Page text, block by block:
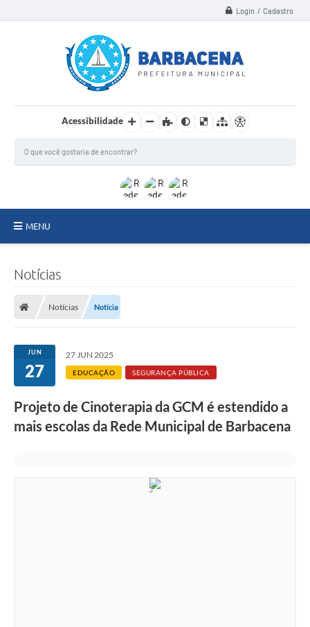
Login / Cadastro
Acessibilidade
MENU
Meio Ambiente
Ouvidoria
Serviços
Notícias
Notícias Notícia
JUN
27
27 JUN 2025
EDUCAÇÃO SEGURANÇA PÚBLICA
Projeto de Cinoterapia da GCM é estendido a
mais escolas da Rede Municipal de Barbacena